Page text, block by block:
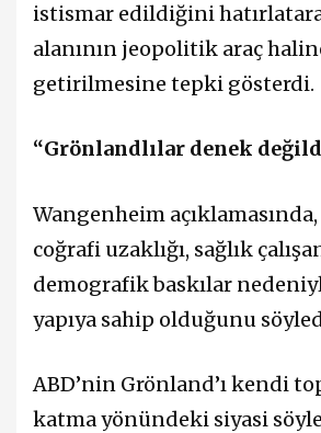
istismar edildiğini
alanının jeopolitik araç
getirilmesine tepki gösterdi.
“Grönlandlılar denek
Wangenheim açıklamasında,
coğrafi uzaklığı, sağlık
demografik baskılar
yapıya sahip olduğunu
ABD’nin Grönland’ı kendi
katma yönündeki siyasi